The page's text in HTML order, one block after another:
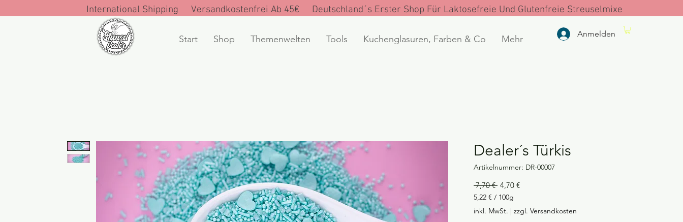
International Shipping Versandkostenfrei Ab 45€ Deutschland´s Erster Shop Für Laktosefreie Und Glutenfreie Streuselmixe
Start Shop Themenwelten Tools Kuchenglasuren, Farben & Co Mehr Anmelden
Dealer´s Türkis
Artikelnummer: DR-00007
7,70 € Standardpreis
4,70 €Sale-
5,22 € / 100g
5,22 €
pro
inkl. MwSt. | zzgl. Versandkosten